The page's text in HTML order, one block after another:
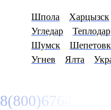
Шпола Харцызск
Угледар
Теплодар
Шумск
Угнев
Ялта
8(800)6764935